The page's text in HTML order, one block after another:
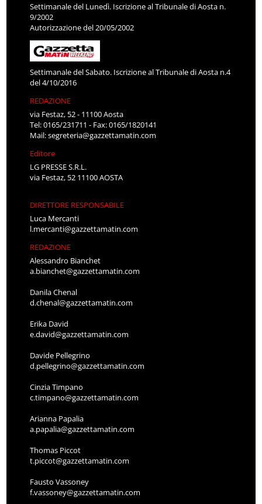
Settimanale del Lunedì. Iscrizione al Tribunale di Aosta n.
9/2002
Autorizzazione del 20/05/2002
Settimanale del Sabato. Iscrizione al Tribunale di Aosta n.4
del 4/10/2016
REDAZIONE
via Festaz, 52 - 11100 Aosta
Tel: 0165/231711 - Fax: 0165/1820141
Mail:segreteria@gazzettamatin.com
Editore
LG PRESSE S.R.L.
via Festaz, 52 11100 AOSTA
DIRETTORE RESPONSABILE
Luca Mercanti
l.mercanti@gazzettamatin.com
REDAZIONE
Alessandro Bianchet
a.bianchet@gazzettamatin.com
Danila Chenal
d.chenal@gazzettamatin.com
Erika David
e.david@gazzettamatin.com
Davide Pellegrino
d.pellegrino@gazzettamatin.com
Cinzia Timpano
c.timpano@gazzettamatin.com
Arianna Papalia
a.papalia@gazzettamatin.com
Thomas Piccot
t.piccot@gazzettamatin.com
Fausto Vassoney
f.vassoney@gazzettamatin.com